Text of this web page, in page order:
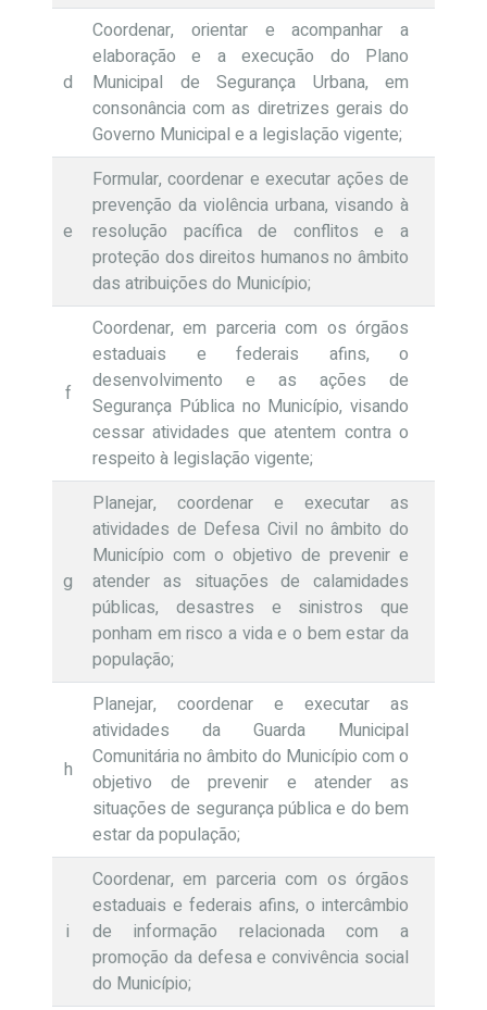
d
Coordenar, orientar e acompanhar a
elaboração e a execução do Plano
Municipal de Segurança Urbana, em
consonância com as diretrizes gerais do
Governo Municipal e a legislação vigente;
e
Formular, coordenar e executar ações de
prevenção da violência urbana, visando à
resolução pacífica de conflitos e a
proteção dos direitos humanos no âmbito
das atribuições do Município;
f
Coordenar, em parceria com os órgãos
estaduais e federais afins, o
desenvolvimento e as ações de
Segurança Pública no Município, visando
cessar atividades que atentem contra o
respeito à legislação vigente;
g
Planejar, coordenar e executar as
atividades de Defesa Civil no âmbito do
Município com o objetivo de prevenir e
atender as situações de calamidades
públicas, desastres e sinistros que
ponham em risco a vida e o bem estar da
população;
h
Planejar, coordenar e executar as
atividades da Guarda Municipal
Comunitária no âmbito do Município com o
objetivo de prevenir e atender as
situações de segurança pública e do bem
estar da população;
i
Coordenar, em parceria com os órgãos
estaduais e federais afins, o intercâmbio
de informação relacionada com a
promoção da defesa e convivência social
do Município;